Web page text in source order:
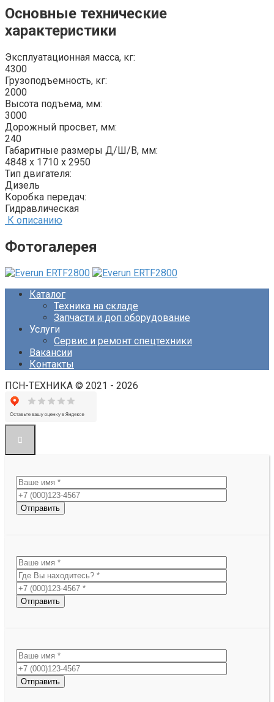
Основные технические
характеристики
Эксплуатационная масса, кг:
4300
Грузоподъемность, кг:
2000
Высота подъема, мм:
3000
Дорожный просвет, мм:
240
Габаритные размеры Д/Ш/В, мм:
4848 x 1710 x 2950
Тип двигателя:
Дизель
Коробка передач:
Гидравлическая
К описанию
Фотогалерея
Каталог
Техника на складе
Запчасти и доп оборудование
Услуги
Сервис и ремонт спецтехники
Вакансии
Контакты
ПСН-ТЕХНИКА © 2021 - 2026